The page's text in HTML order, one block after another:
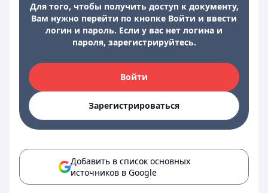
Для того, чтобы получить доступ к документу,
Вам нужно перейти по кнопке Войти и ввести
логин и пароль. Если у вас нет логина и
пароля, зарегистрируйтесь.
Войти
Зарегистрироваться
Добавить в список основных
источников в Google